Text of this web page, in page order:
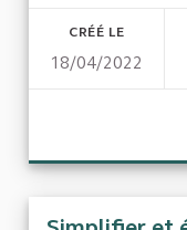
CRÉÉ LE
18/04/2022